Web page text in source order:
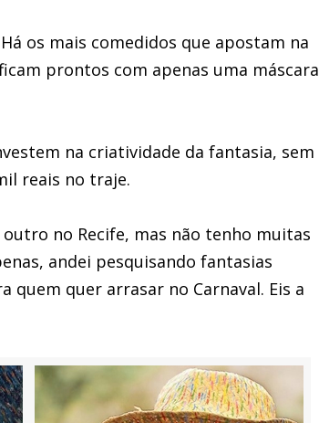
os mais comedidos que apostam na
prontos com apenas uma máscara
na criatividade da fantasia, sem
reais no traje.
no Recife, mas não tenho muitas
andei pesquisando fantasias
quem quer arrasar no Carnaval. Eis a